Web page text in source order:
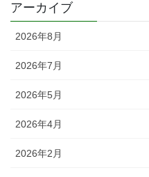
アーカイブ
2026年8月
2026年7月
2026年5月
2026年4月
2026年2月